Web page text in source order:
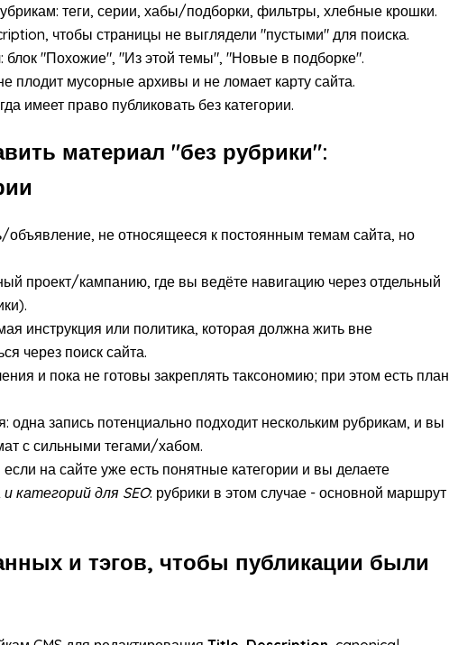
теги, серии, хабы/подборки, фильтры, хлебные крошки.
чтобы страницы не выглядели "пустыми" для поиска.
блок "Похожие", "Из этой темы", "Новые в подборке".
плодит мусорные архивы и не ломает карту сайта.
имеет право публиковать без категории.
материал "без рубрики":
объявление, не относящееся к постоянным темам сайта, но
проект/кампанию, где вы ведёте навигацию через отдельный
инструкция или политика, которая должна жить вне
через поиск сайта.
и пока не готовы закреплять таксономию; при этом есть план
одна запись потенциально подходит нескольким рубрикам, и вы
с сильными тегами/хабом.
на сайте уже есть понятные категории и вы делаете
категорий для SEO: рубрики в этом случае - основной маршрут
и тэгов, чтобы публикации были